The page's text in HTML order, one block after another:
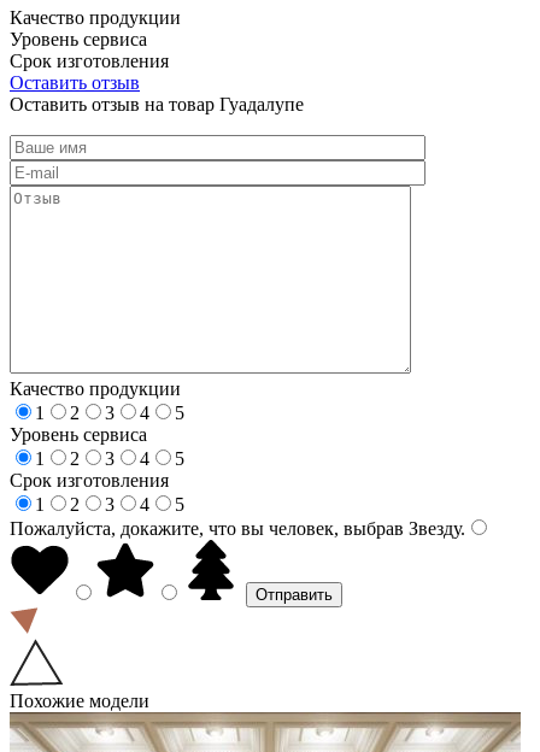
Качество продукции
Уровень сервиса
Срок изготовления
Оставить отзыв
Оставить отзыв на товар Гуадалупе
Качество продукции
1
2 3 4
5
Уровень сервиса
1
2 3 4
5
Срок изготовления
1
2 3 4
5
Пожалуйста, докажите, что вы человек, выбрав Звезду.
Похожие модели